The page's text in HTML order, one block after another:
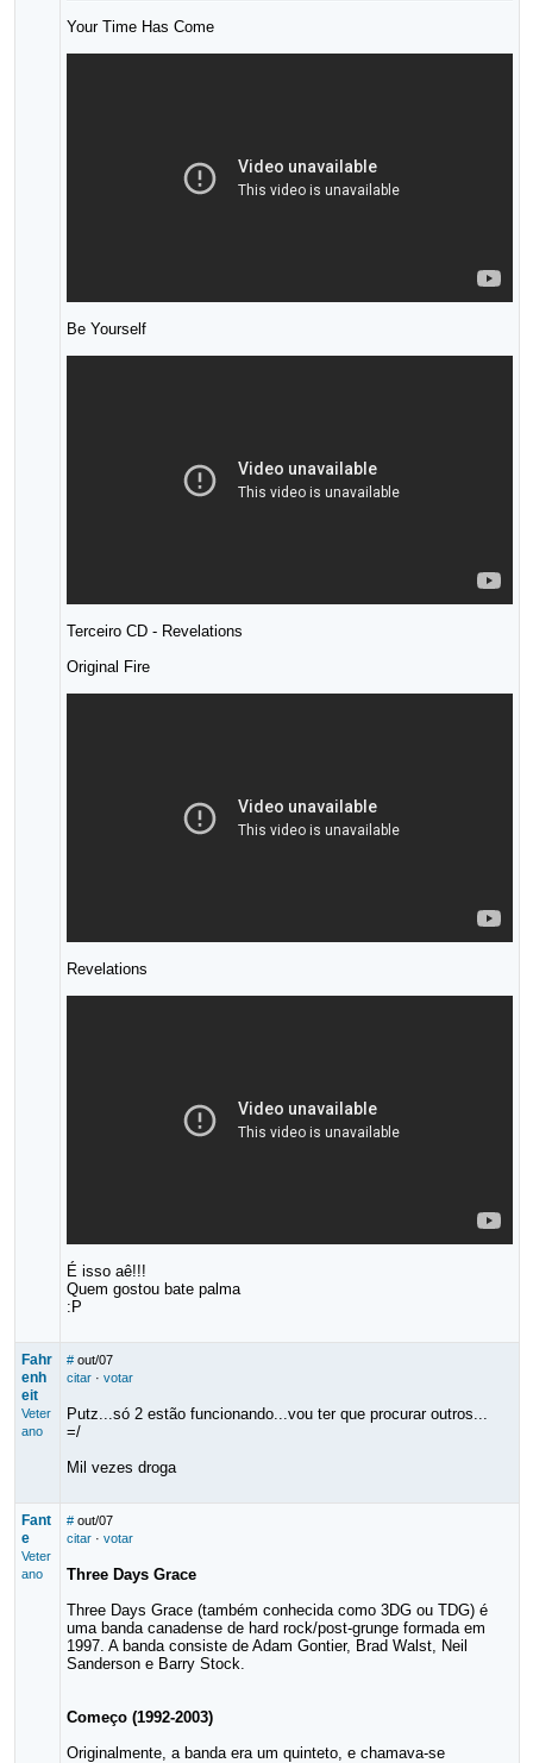
Your Time Has Come
Be Yourself
Terceiro CD - Revelations
Original Fire
Revelations
É isso aê!!!
Quem gostou bate palma
:P
Fahr
enh
eit
Veter
ano
# out/07
citar· votar
Putz...só 2 estão funcionando...vou ter que procurar outros...
=/
Mil vezes droga
Fant
e
Veter
ano
# out/07
citar· votar
Three Days Grace
Three Days Grace (também conhecida como 3DG ou TDG) é
uma banda canadense de hard rock/post-grunge formada em
1997. A banda consiste de Adam Gontier, Brad Walst, Neil
Sanderson e Barry Stock.
Começo (1992-2003)
Originalmente, a banda era um quinteto, e chamava-se